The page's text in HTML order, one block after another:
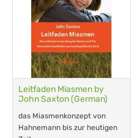
Leitfaden Miasmen by
John Saxton (German)
das Miasmenkonzept von
Hahnemann bis zur heutigen